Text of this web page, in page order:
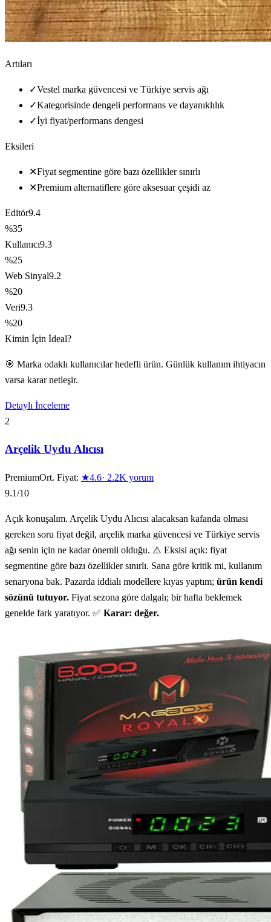
Artıları
✓Vestel marka güvencesi ve Türkiye servis ağı
✓Kategorisinde dengeli performans ve dayanıklılık
✓İyi fiyat/performans dengesi
Eksileri
✕Fiyat segmentine göre bazı özellikler sınırlı
✕Premium alternatiflere göre aksesuar çeşidi az
Editör9.4
%35
Kullanıcı9.3
%25
Web Sinyal9.2
%20
Veri9.3
%20
Kimin İçin İdeal?
🎯 Marka odaklı kullanıcılar hedefli ürün. Günlük kullanım ihtiyacın
varsa karar netleşir.
Detaylı İnceleme
2
Arçelik Uydu Alıcısı
PremiumOrt. Fiyat: ★4.6· 2.2K yorum
9.1/10
Açık konuşalım. Arçelik Uydu Alıcısı alacaksan kafanda olması
gereken soru fiyat değil, arçelik marka güvencesi ve Türkiye servis
ağı senin için ne kadar önemli olduğu. ⚠️ Eksisi açık: fiyat
segmentine göre bazı özellikler sınırlı. Sana göre kritik mi, kullanım
senaryona bak. Pazarda iddialı modellere kıyas yaptım; ürün kendi
sözünü tutuyor. Fiyat sezona göre dalgalı; bir hafta beklemek
genelde fark yaratıyor. ✅ Karar: değer.